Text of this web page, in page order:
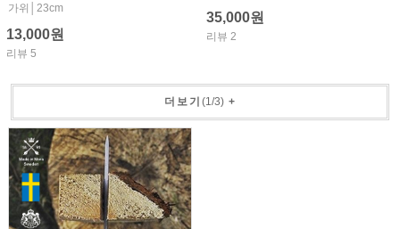
가위│23cm
13,000원
리뷰 5
35,000원
리뷰 2
더보기 (1/3)+